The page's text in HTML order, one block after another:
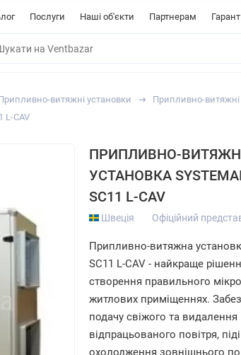
Послуги Наші об'єкти Партнерам
витяжні установки
Припливно-
L-CAV
ПРИПЛИВНО-
УСТАНОВКА
SC11 L-CAV
Швеція Офіційний
Припливно-витяжна
SC11 L-CAV - найкраще
створення правильного
житлових приміщеннях.
подачу свіжого та видалення
відпрацьованого повітря,
охолодження зовнішнього